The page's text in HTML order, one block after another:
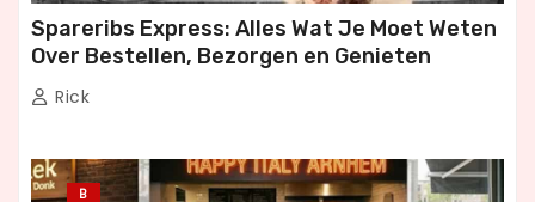
Spareribs Express: Alles Wat Je Moet Weten
Over Bestellen, Bezorgen en Genieten
Rick
B